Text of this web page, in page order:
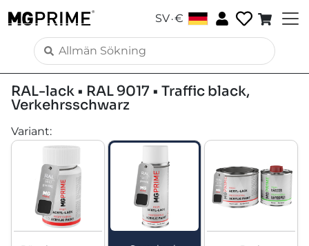
SV.€
RAL-lack • RAL 9017 • Traffic black,
Verkehrsschwarz
Variant: